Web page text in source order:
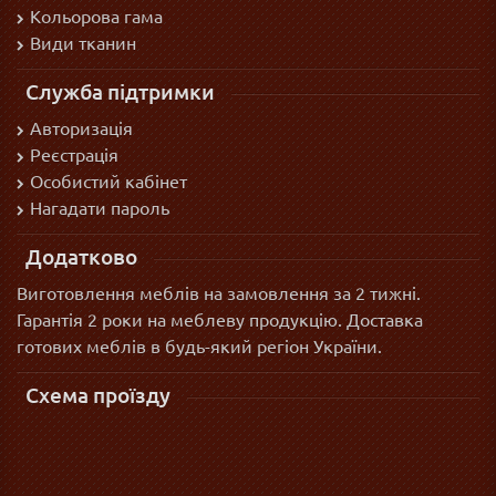
Кольорова гама
Види тканин
Служба підтримки
Авторизація
Реєстрація
Особистий кабінет
Нагадати пароль
Додатково
Виготовлення меблів на замовлення за 2 тижні.
Гарантія 2 роки на меблеву продукцію. Доставка
готових меблів в будь-який регіон України.
Схема проїзду